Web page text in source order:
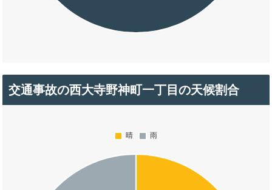
交通事故の西大寺野神町一丁目の天候割合